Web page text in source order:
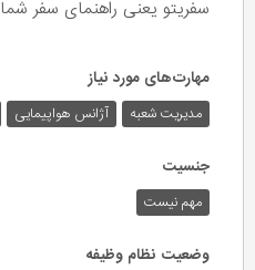
سفریتو یعنی راهنمای سفر شما
مهارت‌های مورد نیاز
مدیریت شعبه آژانس هواپیمایی
جنسیت
مهم نیست
وضعیت نظام وظیفه